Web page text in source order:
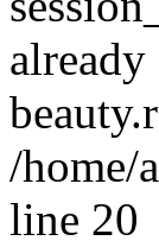
already
/home/
line 20